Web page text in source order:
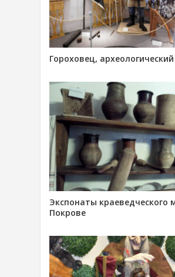
Гороховец,
Экспонаты краеведческого
Покрове